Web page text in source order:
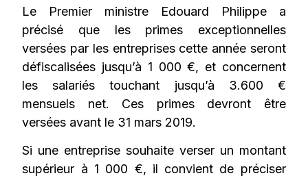
Le Premier ministre Edouard Philippe a
précisé que les primes exceptionnelles
versées par les entreprises cette année seront
défiscalisées jusqu’à 1 000 €, et concernent
les salariés touchant jusqu’à 3.600 €
mensuels net. Ces primes devront être
versées avant le 31 mars 2019.
Si une entreprise souhaite verser un montant
supérieur à 1 000 €, il convient de préciser